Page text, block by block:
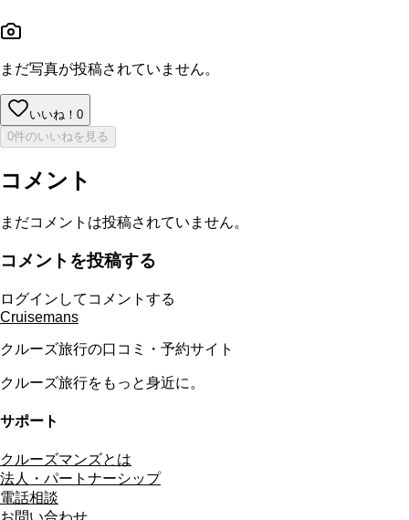
まだ写真が投稿されていません。
いいね！ 0
0件のいいねを見る
コメント
まだコメントは投稿されていません。
コメントを投稿する
ログインしてコメントする
Cruisemans
クルーズ旅行の口コミ・予約サイト
クルーズ旅行をもっと身近に。
サポート
クルーズマンズとは
法人・パートナーシップ
電話相談